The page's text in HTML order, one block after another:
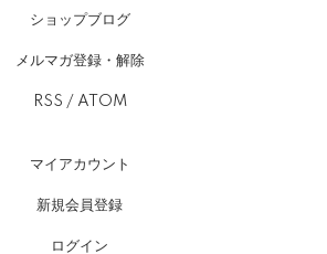
ショップブログ
メルマガ登録・解除
RSS / ATOM
マイアカウント
新規会員登録
ログイン